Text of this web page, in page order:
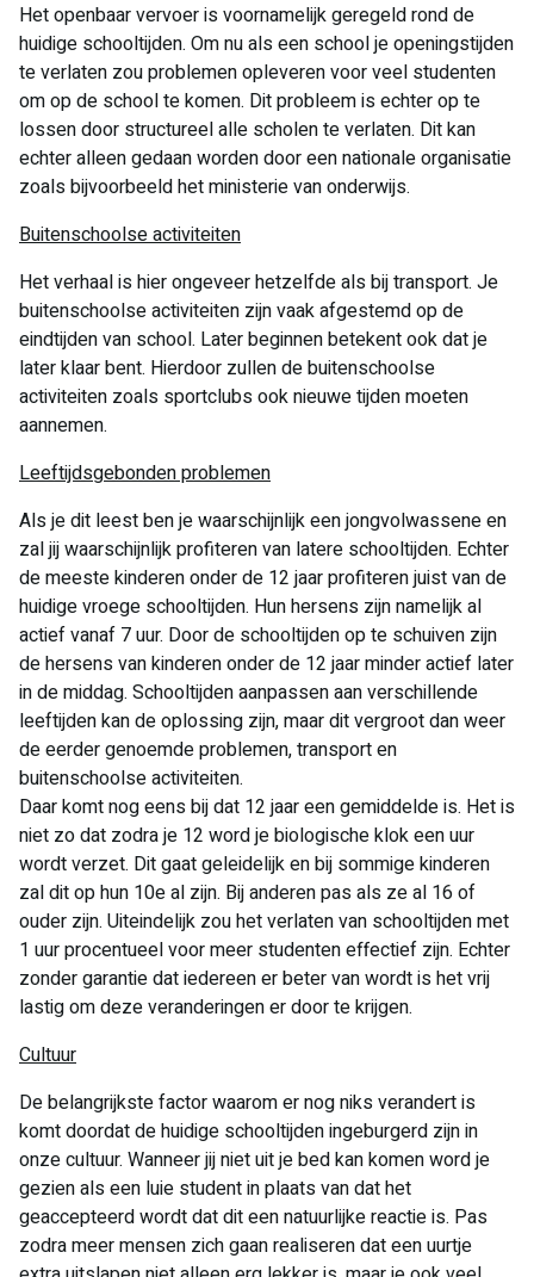
Het openbaar vervoer is voornamelijk geregeld rond de
huidige schooltijden. Om nu als een school je openingstijden
te verlaten zou problemen opleveren voor veel studenten
om op de school te komen. Dit probleem is echter op te
lossen door structureel alle scholen te verlaten. Dit kan
echter alleen gedaan worden door een nationale organisatie
zoals bijvoorbeeld het ministerie van onderwijs.
Buitenschoolse activiteiten
Het verhaal is hier ongeveer hetzelfde als bij transport. Je
buitenschoolse activiteiten zijn vaak afgestemd op de
eindtijden van school. Later beginnen betekent ook dat je
later klaar bent. Hierdoor zullen de buitenschoolse
activiteiten zoals sportclubs ook nieuwe tijden moeten
aannemen.
Leeftijdsgebonden problemen
Als je dit leest ben je waarschijnlijk een jongvolwassene en
zal jij waarschijnlijk profiteren van latere schooltijden. Echter
de meeste kinderen onder de 12 jaar profiteren juist van de
huidige vroege schooltijden. Hun hersens zijn namelijk al
actief vanaf 7 uur. Door de schooltijden op te schuiven zijn
de hersens van kinderen onder de 12 jaar minder actief later
in de middag. Schooltijden aanpassen aan verschillende
leeftijden kan de oplossing zijn, maar dit vergroot dan weer
de eerder genoemde problemen, transport en
buitenschoolse activiteiten.
Daar komt nog eens bij dat 12 jaar een gemiddelde is. Het is
niet zo dat zodra je 12 word je biologische klok een uur
wordt verzet. Dit gaat geleidelijk en bij sommige kinderen
zal dit op hun 10e al zijn. Bij anderen pas als ze al 16 of
ouder zijn. Uiteindelijk zou het verlaten van schooltijden met
1 uur procentueel voor meer studenten effectief zijn. Echter
zonder garantie dat iedereen er beter van wordt is het vrij
lastig om deze veranderingen er door te krijgen.
Cultuur
De belangrijkste factor waarom er nog niks verandert is
komt doordat de huidige schooltijden ingeburgerd zijn in
onze cultuur. Wanneer jij niet uit je bed kan komen word je
gezien als een luie student in plaats van dat het
geaccepteerd wordt dat dit een natuurlijke reactie is. Pas
zodra meer mensen zich gaan realiseren dat een uurtje